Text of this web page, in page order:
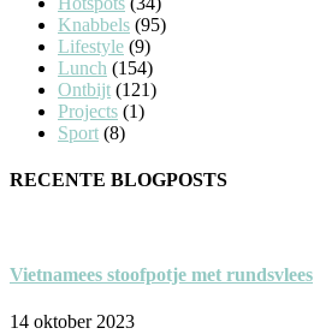
Knabbels (95)
Lifestyle (9)
Lunch (154)
Ontbijt (121)
Projects (1)
Sport (8)
RECENTE BLOGPOSTS
Vietnamees stoofpotje met rundsvlees
14 oktober 2023